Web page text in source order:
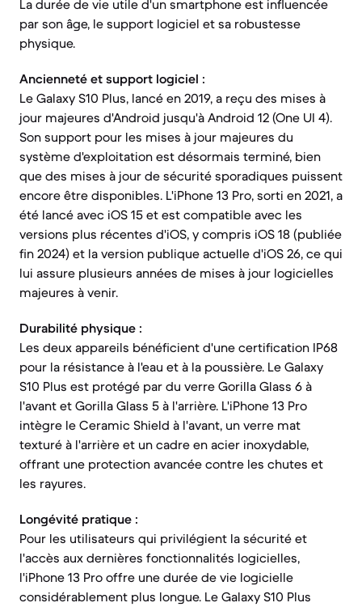
La durée de vie utile d'un smartphone est influencée
par son âge, le support logiciel et sa robustesse
physique.
Ancienneté et support logiciel :
Le Galaxy S10 Plus, lancé en 2019, a reçu des mises à
jour majeures d'Android jusqu'à Android 12 (One UI 4).
Son support pour les mises à jour majeures du
système d'exploitation est désormais terminé, bien
que des mises à jour de sécurité sporadiques puissent
encore être disponibles. L'iPhone 13 Pro, sorti en 2021, a
été lancé avec iOS 15 et est compatible avec les
versions plus récentes d'iOS, y compris iOS 18 (publiée
fin 2024) et la version publique actuelle d'iOS 26, ce qui
lui assure plusieurs années de mises à jour logicielles
majeures à venir.
Durabilité physique :
Les deux appareils bénéficient d'une certification IP68
pour la résistance à l'eau et à la poussière. Le Galaxy
S10 Plus est protégé par du verre Gorilla Glass 6 à
l'avant et Gorilla Glass 5 à l'arrière. L'iPhone 13 Pro
intègre le Ceramic Shield à l'avant, un verre mat
texturé à l'arrière et un cadre en acier inoxydable,
offrant une protection avancée contre les chutes et
les rayures.
Longévité pratique :
Pour les utilisateurs qui privilégient la sécurité et
l'accès aux dernières fonctionnalités logicielles,
l'iPhone 13 Pro offre une durée de vie logicielle
considérablement plus longue. Le Galaxy S10 Plus